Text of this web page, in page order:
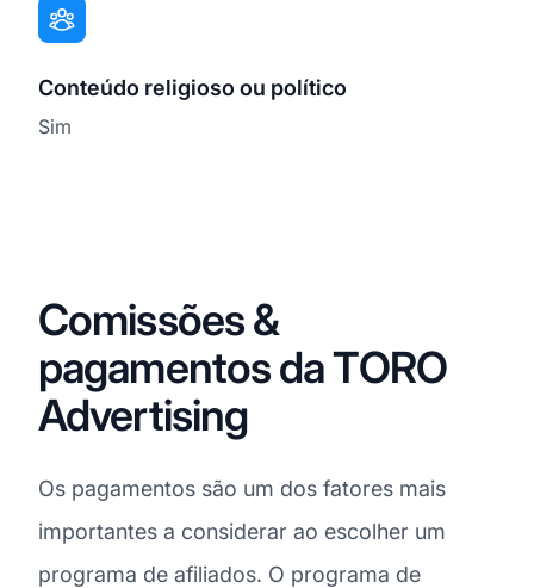
Conteúdo religioso ou político
Sim
Comissões &
pagamentos da TORO
Advertising
Os pagamentos são um dos fatores mais
importantes a considerar ao escolher um
programa de afiliados. O programa de